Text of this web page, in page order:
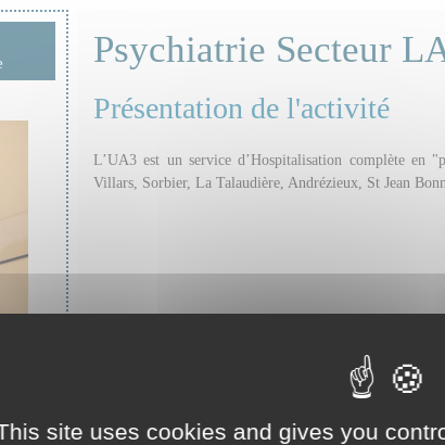
Psychiatrie Secteur
Présentation de l'activité
L’UA3 est un service d’Hospitalisation complète en
Villars, Sorbier, La Talaudière, Andrézieux, St Jean
site uses cookies and gives you